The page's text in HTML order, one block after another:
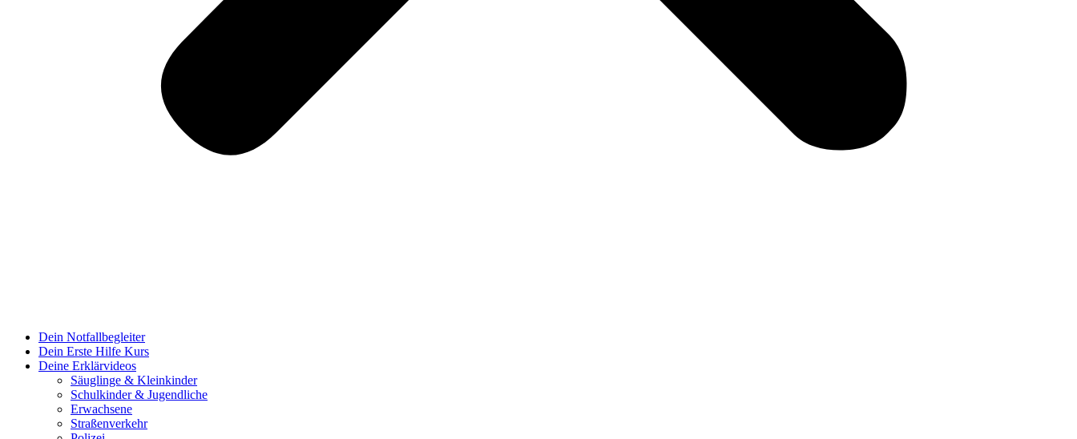
Dein Notfallbegleiter
Dein Erste Hilfe Kurs
Deine Erklärvideos
Säuglinge & Kleinkinder
Schulkinder & Jugendliche
Erwachsene
Straßenverkehr